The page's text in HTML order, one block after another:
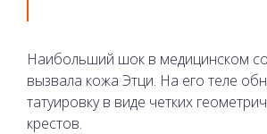
Наибольший шок в медицинском
вызвала кожа Этци. На его теле
татуировку в виде четких
крестов.